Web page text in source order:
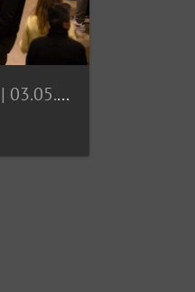
Koppelseenung | 03.05.2026